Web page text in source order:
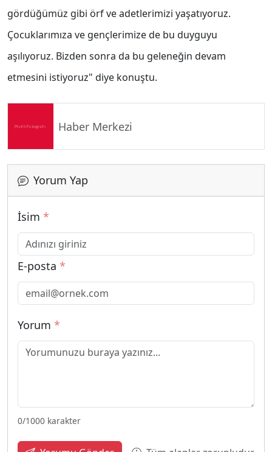
gördüğümüz gibi örf ve adetlerimizi yaşatıyoruz.
Çocuklarımıza ve gençlerimize de bu duyguyu
aşılıyoruz. Bizden sonra da bu geleneğin devam
etmesini istiyoruz" diye konuştu.
Haber Merkezi
Yorum Yap
İsim *
E-posta *
Yorum *
0/1000 karakter